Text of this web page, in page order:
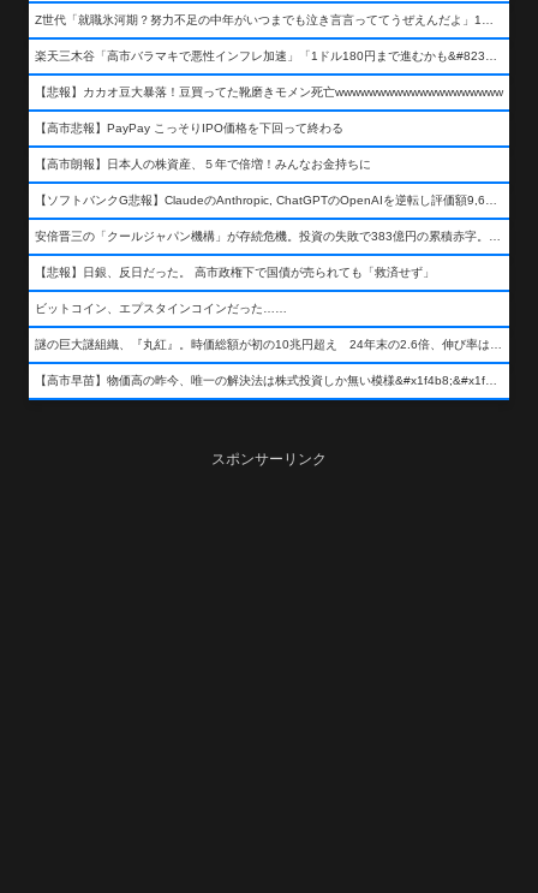
Z世代「就職氷河期？努力不足の中年がいつまでも泣き言言っててうぜえんだよ」1万いいね
楽天三木谷「高市バラマキで悪性インフレ加速」「1ドル180円まで進むかも&#8230;もう看過できない」
【悲報】カカオ豆大暴落！豆買ってた靴磨きモメン死亡wwwwwwwwwwwwwwwwwwww
【高市悲報】PayPay こっそりIPO価格を下回って終わる
【高市朗報】日本人の株資産、５年で倍増！みんなお金持ちに
【ソフトバンクG悲報】ClaudeのAnthropic, ChatGPTのOpenAIを逆転し評価額9,650億ドル (約154兆円) の世界一価値あるAI企業に……
安倍晋三の「クールジャパン機構」が存続危機。投資の失敗で383億円の累積赤字。2025年度決算も大赤字の可能性。責任の所在はウヤムヤ
【悲報】日銀、反日だった。 高市政権下で国債が売られても「救済せず」
ビットコイン、エプスタインコインだった……
謎の巨大謎組織、『丸紅』。時価総額が初の10兆円超え 24年末の2.6倍、伸び率は謎組織首位
【高市早苗】物価高の昨今、唯一の解決法は株式投資しか無い模様&#x1f4b8;&#x1f4b8;&#x1f4b8;
スポンサーリンク